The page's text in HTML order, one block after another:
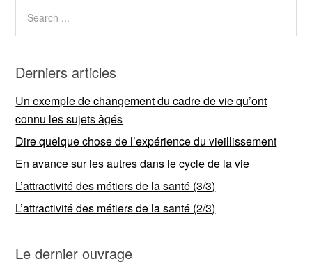
Derniers articles
Un exemple de changement du cadre de vie qu’ont
connu les sujets âgés
Dire quelque chose de l’expérience du vieillissement
En avance sur les autres dans le cycle de la vie
L’attractivité des métiers de la santé (3/3)
L’attractivité des métiers de la santé (2/3)
Le dernier ouvrage